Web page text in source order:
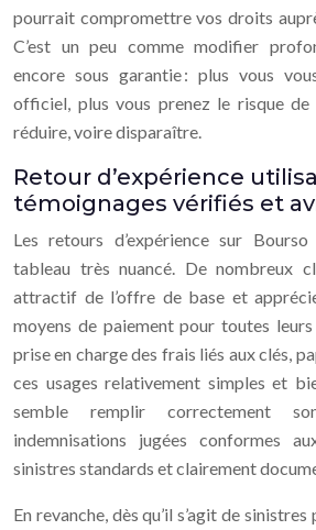
pourrait compromettre vos droits
C’est un peu comme modifier
encore sous garantie : plus vous
officiel, plus vous prenez le risque
réduire, voire disparaître.
Retour d’expérience
témoignages vérifiés et
Les retours d’expérience sur
tableau très nuancé. De nombreux
attractif de l’offre de base et
moyens de paiement pour toutes
prise en charge des frais liés aux clés,
ces usages relativement simples et
semble remplir correctement
indemnisations jugées conformes
sinistres standards et clairement
En revanche, dès qu’il s’agit de